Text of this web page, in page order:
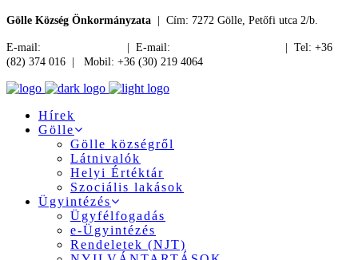
Gölle Község Önkormányzata | Cím: 7272 Gölle, Petőfi utca 2/b.
E-mail: | E-mail:
| Tel: +36
(82) 374 016 | Mobil: +36 (30) 219 4064
Hírek
Gölle
Gölle községről
Látnivalók
Helyi Értéktár
Szociális lakások
Ügyintézés
Ügyfélfogadás
e-Ügyintézés
Rendeletek (NJT)